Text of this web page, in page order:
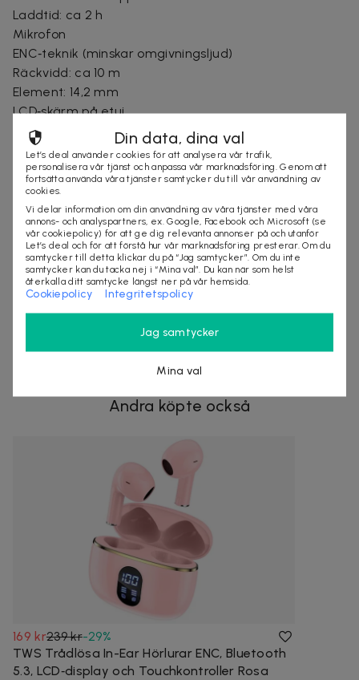
Laddtid: ca 2 h
Mikrofon
ENC‑teknik (minskar omgivningsljud)
Räckvidd: ca 10 m
Element: 14,2 mm
LCD‑skärm på etui
USB‑C
Röstassistent: kompatibel med Siri
I förpackningen: TWS‑hörlurar (vit), laddkabel,
bruksanvisning
Säljes av
Nordic Online Sales AB
Organisationsnummer:559098-7318
Andra köpte också
169 kr239 kr-29%
TWS Trådlösa In-Ear Hörlurar ENC, Bluetooth
5.3, LCD‑display och Touchkontroller Rosa
Din data, dina val
Let’s deal använder cookies för att analysera vår trafik,
personalisera vår tjänst och anpassa vår marknadsföring. Genom att
fortsätta använda våra tjänster samtycker du till vår användning av
cookies.
Vi delar information om din användning av våra tjänster med våra
annons- och analyspartners, ex. Google, Facebook och Microsoft (se
vår cookiepolicy) för att ge dig relevanta annonser på och utanför
Let’s deal och för att förstå hur vår marknadsföring presterar. Om du
samtycker till detta klickar du på “Jag samtycker”. Om du inte
samtycker kan du tacka nej i “Mina val”. Du kan när som helst
återkalla ditt samtycke längst ner på vår hemsida.
Cookiepolicy Integritetspolicy
Jag samtycker
Mina val